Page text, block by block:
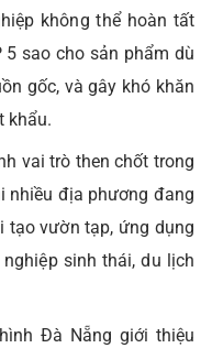
không thể hoàn tất
5 sao cho sản phẩm dù
gốc, và gây khó khăn
khẩu.
vai trò then chốt trong
nhiều địa phương đang
tạo vườn tạp, ứng dụng
sinh thái, du lịch
Đà Nẵng giới thiệu